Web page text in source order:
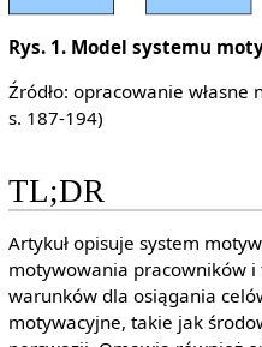
Rys. 1. Model systemu
Źródło: opracowanie własne
s. 187-194)
TL;DR
Artykuł opisuje system
motywowania pracowników
warunków dla osiągania
motywacyjne, takie jak